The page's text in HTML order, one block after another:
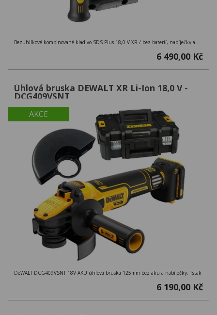
6 490,00 Kč
AKCE
Úhlová bruska DEWALT XR Li-Ion 18,0 V -
DCG409VSNT
DeWALT DCG409VSNT 18V AKU úhlová bruska 125mm bez aku a nabíječky, Tstak
6 190,00 Kč